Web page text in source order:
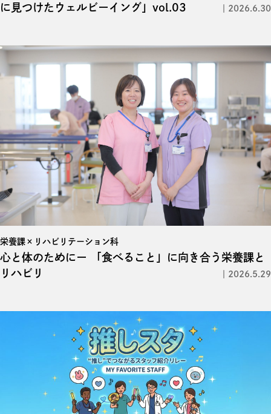
に見つけたウェルビーイング」vol.03 2026.6.30
栄養課×リハビリテーション科
心と体のためにー
「食べること」に向き合う栄養課と
リハビリ
2026.5.29